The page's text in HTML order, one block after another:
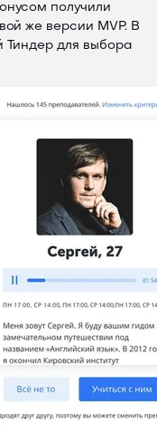
получили
же версии MVP. В
Тиндер для выбора